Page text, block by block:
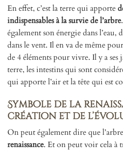
En effet, c’est la terre qui apporte
indispensables à la survie de l’arbre
également son énergie dans l’eau,
dans le vent. Il en va de même
de 4 éléments pour vivre. Il y a ses
terre, les intestins qui sont
qui apporte l’air et la tête qui est
Symbole de la
création et de
On peut également dire que
renaissance. Et on peut voir cela à